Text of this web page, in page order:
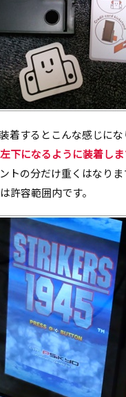
するとこんな感じにな
下になるように装着しま
トの分だけ重くはなり
許容範囲内です。